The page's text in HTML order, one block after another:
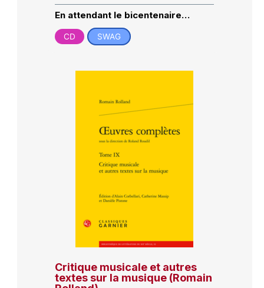
En attendant le bicentenaire…
CD SWAG
Critique musicale et autres
textes sur la musique (Romain